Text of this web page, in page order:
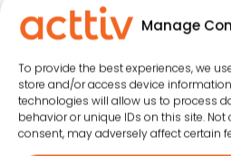
Manage
To provide the best experiences, we
store and/or access device
technologies will allow us to process
behavior or unique IDs on this site.
consent, may adversely affect certain
1.
implantación de
programas